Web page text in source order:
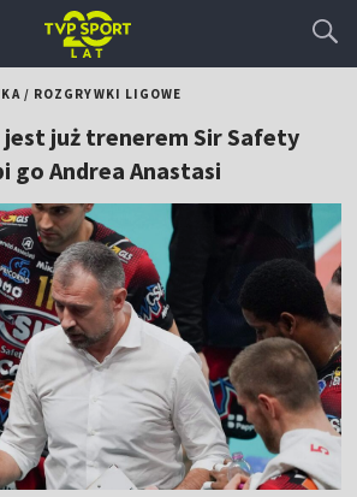
/ ROZGRYWKI LIGOWE
jest już trenerem Sir Safety
go Andrea Anastasi